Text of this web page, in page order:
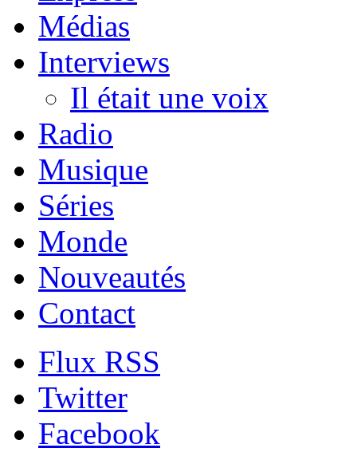
Médias
Interviews
Il était une voix
Radio
Musique
Séries
Monde
Nouveautés
Contact
Flux RSS
Twitter
Facebook